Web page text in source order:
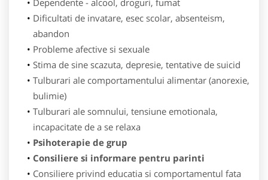
Dificultati de invatare, esec scolar, absenteism,
abandon
Probleme afective si sexuale
Stima de sine scazuta, depresie, tentative de suicid
Tulburari ale comportamentului alimentar (anorexie,
bulimie)
Tulburari ale somnului, tensiune emotionala,
incapacitate de a se relaxa
Psihoterapie de grup
Consiliere si informare pentru parinti
Consiliere privind educatia si comportamentul fata